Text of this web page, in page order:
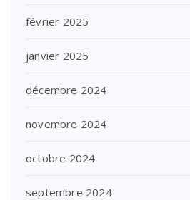
février 2025
janvier 2025
décembre 2024
novembre 2024
octobre 2024
septembre 2024